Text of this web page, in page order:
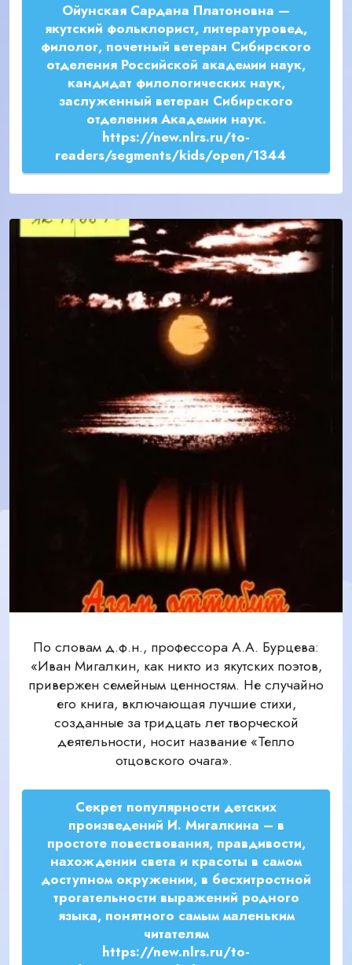
Ойунская Сардана Платоновна —
якутский фольклорист, литературовед,
филолог, почетный ветеран Сибирского
отделения Российской академии наук,
кандидат филологических наук,
заслуженный ветеран Сибирского
отделения Академии наук.
https://new.nlrs.ru/to-
readers/segments/kids/open/1344
По словам д.ф.н., профессора А.А. Бурцева:
«Иван Мигалкин, как никто из якутских поэтов,
привержен семейным ценностям. Не случайно
его книга, включающая лучшие стихи,
созданные за тридцать лет творческой
деятельности, носит название «Тепло
отцовского очага».
Секрет популярности детских
произведений И. Мигалкина – в
простоте повествования, правдивости,
нахождении света и красоты в самом
доступном окружении, в бесхитростной
трогательности выражений родного
языка, понятного самым маленьким
читателям
https://new.nlrs.ru/to-